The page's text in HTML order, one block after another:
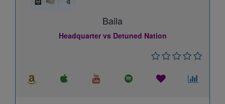
Baila
Headquarter vs Detuned Nation